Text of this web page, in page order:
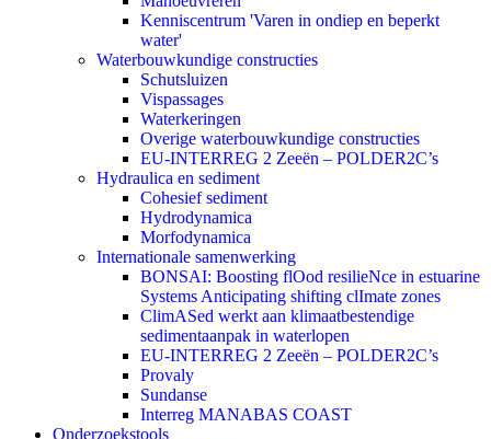
Kenniscentrum 'Varen in ondiep en beperkt
water'
Waterbouwkundige constructies
Schutsluizen
Vispassages
Waterkeringen
Overige waterbouwkundige constructies
EU-INTERREG 2 Zeeën – POLDER2C’s
Hydraulica en sediment
Cohesief sediment
Hydrodynamica
Morfodynamica
Internationale samenwerking
BONSAI: Boosting flOod resilieNce in estuarine
Systems Anticipating shifting clImate zones
ClimASed werkt aan klimaatbestendige
sedimentaanpak in waterlopen
EU-INTERREG 2 Zeeën – POLDER2C’s
Provaly
Sundanse
Interreg MANABAS COAST
Onderzoekstools